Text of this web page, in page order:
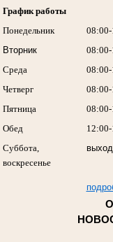
График работы
Понедельник
Вторник
Среда
Четверг
Пятница
Обед
Суббота,
воскресенье